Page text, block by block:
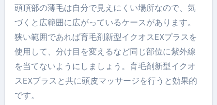
頭頂部の薄毛は自分で見えにくい場所なので、気
づくと広範囲に広がっているケースがあります。
狭い範囲であれば育毛剤新型イクオスEXプラスを
使用して、分け目を変えるなど同じ部位に紫外線
を当てないようにしましょう。育毛剤新型イクオ
スEXプラスと共に頭皮マッサージを行うと効果的
です。